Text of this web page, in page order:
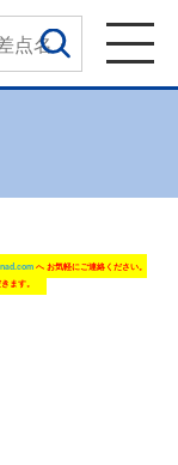
へ お気軽にご連絡ください。
ます。